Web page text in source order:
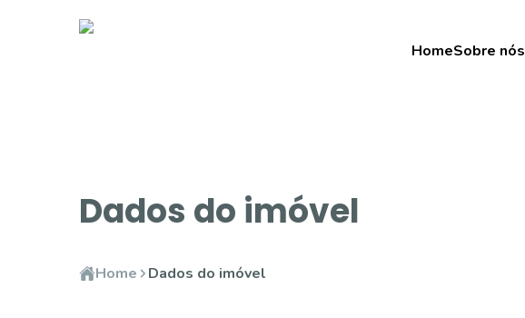
HomeSobre nós
Dados do imóvel
Home Dados do imóvel